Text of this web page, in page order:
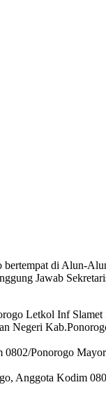
di Alun-
Jawab
Letkol Inf
Negeri
Ponorogo
Anggota Kodim